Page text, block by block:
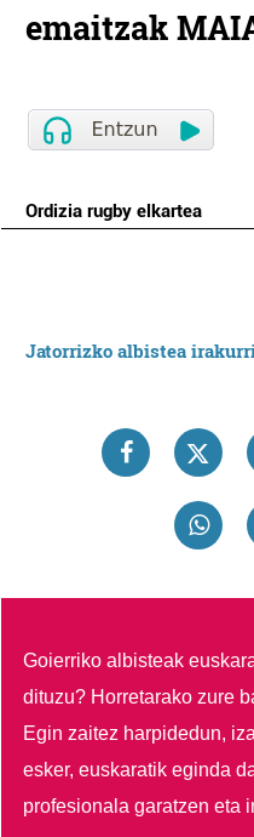
emaitzak
Ordizia rugby elkartea
Jatorrizko albistea
Goierriko albisteak
dituzu? Horretarako zure
Egin zaitez harpidedun,
esker, euskaratik eginda
profesionala garatzen eta